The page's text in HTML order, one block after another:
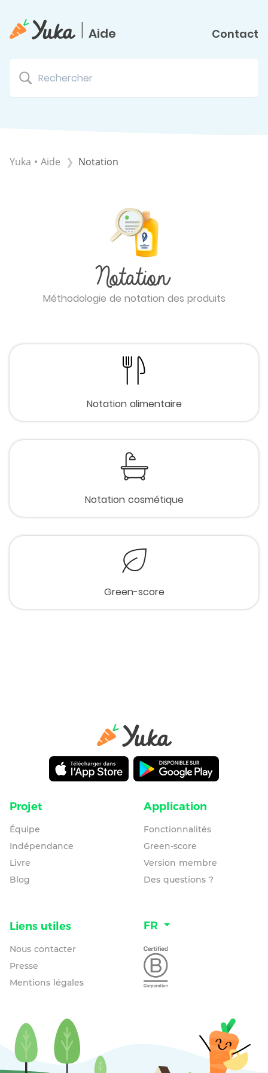
| Aide Contact
Yuka • Aide ​Notation
Notation
Méthodologie de notation des produits
Notation alimentaire
Notation cosmétique
Green-score
Projet
Équipe
Indépendance
Livre
Blog
Application
Fonctionnalités
Green-score
Version membre
Des questions ?
Liens utiles
Nous contacter
Presse
Mentions légales
FR